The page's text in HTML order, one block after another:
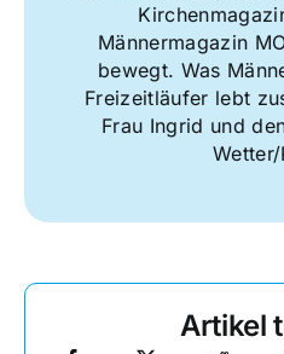
Männermagazin
bewegt. Was
Freizeitläufer lebt
Frau Ingrid und
Wetter/
Artikel